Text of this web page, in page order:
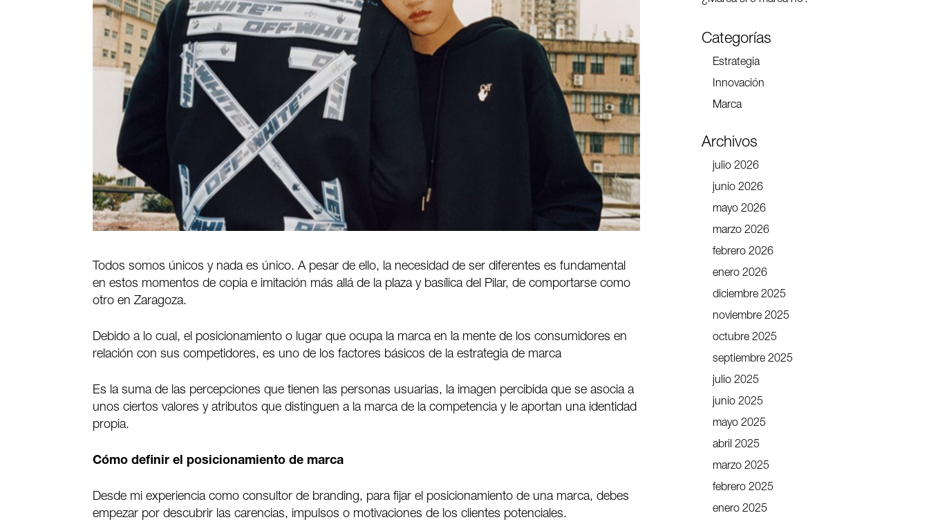
Todos somos únicos y nada es único. A pesar de ello, la necesidad de ser diferentes es fundamental
en estos momentos de copia e imitación más allá de la plaza y basílica del Pilar, de comportarse como
otro en Zaragoza.
Debido a lo cual, el posicionamiento o lugar que ocupa la marca en la mente de los consumidores en
relación con sus competidores, es uno de los factores básicos de la estrategia de marca
Es la suma de las percepciones que tienen las personas usuarias, la imagen percibida que se asocia a
unos ciertos valores y atributos que distinguen a la marca de la competencia y le aportan una identidad
propia.
Cómo definir el posicionamiento de marca
Desde mi experiencia como consultor de branding, para fijar el posicionamiento de una marca, debes
empezar por descubrir las carencias, impulsos o motivaciones de los clientes potenciales.
Categorías
Estrategia
Innovación
Marca
Archivos
julio 2026
junio 2026
mayo 2026
marzo 2026
febrero 2026
enero 2026
diciembre 2025
noviembre 2025
octubre 2025
septiembre 2025
julio 2025
junio 2025
mayo 2025
abril 2025
marzo 2025
febrero 2025
enero 2025